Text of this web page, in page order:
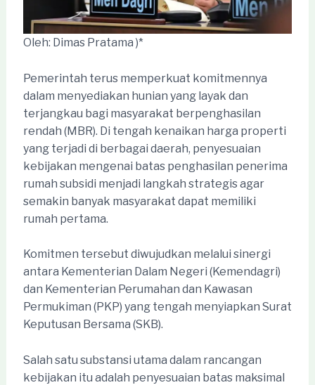
Oleh: Dimas Pratama )*
Pemerintah terus memperkuat komitmennya
dalam menyediakan hunian yang layak dan
terjangkau bagi masyarakat berpenghasilan
rendah (MBR). Di tengah kenaikan harga properti
yang terjadi di berbagai daerah, penyesuaian
kebijakan mengenai batas penghasilan penerima
rumah subsidi menjadi langkah strategis agar
semakin banyak masyarakat dapat memiliki
rumah pertama.
Komitmen tersebut diwujudkan melalui sinergi
antara Kementerian Dalam Negeri (Kemendagri)
dan Kementerian Perumahan dan Kawasan
Permukiman (PKP) yang tengah menyiapkan Surat
Keputusan Bersama (SKB).
Salah satu substansi utama dalam rancangan
kebijakan itu adalah penyesuaian batas maksimal